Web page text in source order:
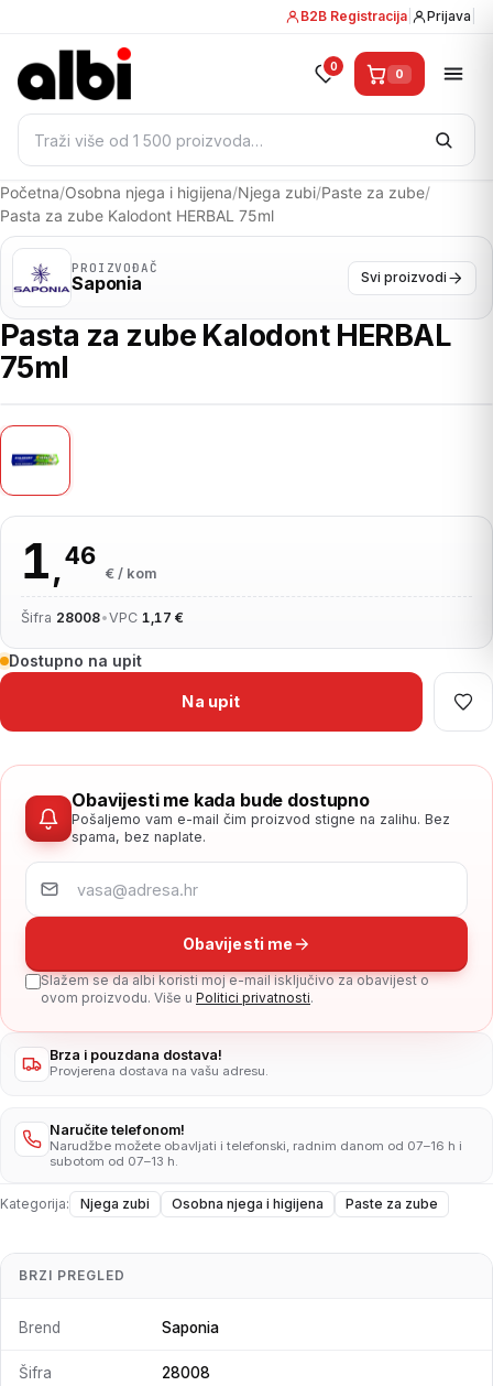
B2B Registracija Prijava
Pretraži:
0 0
Početna/Osobna njega i higijena/Njega zubi/Paste za zube/
Pasta za zube Kalodont HERBAL 75ml
PROIZVOĐAČ
Saponia Svi proizvodi
Pasta za zube Kalodont HERBAL
75ml
1,46
€ / kom
Šifra 28008•VPC 1,17 €
Dostupno na upit
Na upit
Obavijesti me kada bude dostupno
Pošaljemo vam e-mail čim proizvod stigne na zalihu. Bez
spama, bez naplate.
Obavijesti me
Slažem se da albi koristi moj e-mail isključivo za obavijest o
ovom proizvodu. Više u Politici privatnosti.
Brza i pouzdana dostava!
Provjerena dostava na vašu adresu.
Naručite telefonom!
Narudžbe možete obavljati i telefonski, radnim danom od 07–16 h i
subotom od 07–13 h.
Kategorija: Njega zubi Osobna njega i higijena Paste za zube
BRZI PREGLED
Brend Saponia
Šifra 28008